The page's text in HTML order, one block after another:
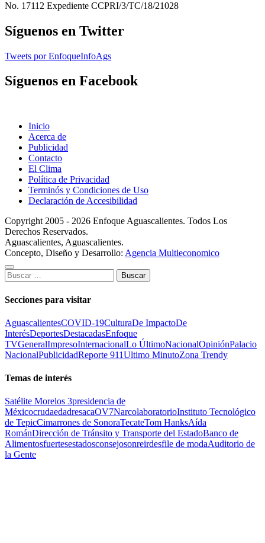
No. 17112 Expediente CCPRI/3/TC/18/21028
Síguenos en Twitter
Tweets por EnfoqueInfoAgs
Síguenos en Facebook
Inicio
Acerca de
Publicidad
Contacto
El Clima
Política de Privacidad
Terminós y Condiciones de Uso
Declaración de Accesibilidad
Copyright 2005 - 2026 Enfoque Aguascalientes. Todos Los
Derechos Reservados.
Aguascalientes, Aguascalientes.
Concepto, Diseño y Desarrollo: Agencia Multieconomico
Buscar:
Secciones para visitar
AguascalientesCOVID-19CulturaDe ImpactoDe
InterésDeportesDestacadasEnfoque
TVGeneralImpresoInternacionalLo ÚltimoNacionalOpiniónPalacio
NacionalPublicidadReporte 911Ultimo MinutoZona Trendy
Temas de interés
Satélite Morelos 3presidencia de
MéxicocrudaedadresacaOV7NarcolaboratorioInstituto Tecnológico
de TepicCimarrones de SonoraTecateTom HanksAída
RománDirección de Tránsito y Transporte del EstadoBanco de
Alimentosfuertesestadosconsejosonreirdesfile de modaAuditorio de
la Gente